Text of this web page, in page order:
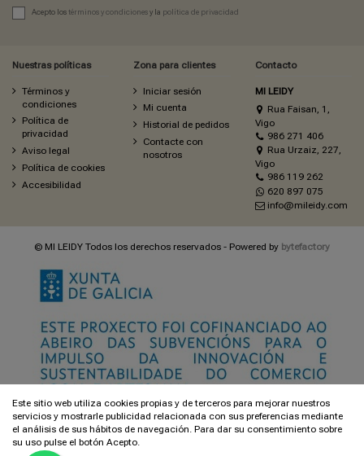
Acepto lostérminos y condicionesy la política de privacidad
Nuestras políticas
Términos y
condiciones
Política de
privacidad
Aviso legal
Política de cookies
Accesibilidad
Zona para clientes
Iniciar sesión
Mi cuenta
Historial de pedidos
Contacte con
nosotros
Contacto
MI LEIDY
Rua Faisan, 1,
Vigo
986 271 406
Rua Urzaiz, 227,
Vigo
986 119 262
620 897 075
info@mileidy.com
Este sitio web utiliza cookies propias y de terceros para mejorar nuestros
servicios y mostrarle publicidad relacionada con sus preferencias mediante
el análisis de sus hábitos de navegación. Para dar su consentimiento sobre
su uso pulse el botón Acepto.
© MI LEIDY Todos los derechos reservados - Powered by bytefactory